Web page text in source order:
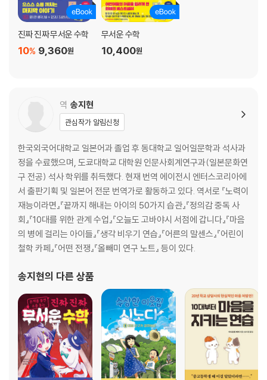
진짜 진짜 무서운 수학
9,360원
10%
무서운 수학
10,400원
역 송지현
관심작가 알림신청
한국외국어대학교 일본어과 졸업 후 동대학교 일어일문학과 석사과
정을 수료했으며, 도쿄대학교 대학원 인문사회계연구과(일본문화연
구 전공) 석사 학위를 취득했다. 현재 번역 에이전시 엔터스코리아에
서 출판기획 및 일본어 전문 번역가로 활동하고 있다. 역서로 『노력이
재능이라면』『끝까지 해내는 아이의 50가지 습관』『정의감 중독 사
회』『10대를 위한 관계 수업』『오늘도 고바야시 서점에 갑니다』『마음
의 병에 걸리는 아이들』『생각 비우기 연습』『어른의 말센스』『어린이
철학 카페』『어떤 전쟁』『올빼미 연구 노트』 등이 있다.
송지현의 다른 상품